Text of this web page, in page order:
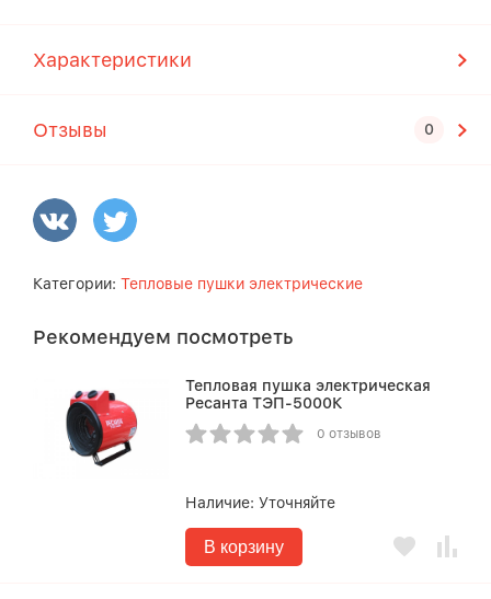
Характеристики
Отзывы
Категории: Тепловые пушки электрические
Рекомендуем посмотреть
Тепловая пушка электрическая
Ресанта ТЭП-5000К
0 отзывов
Наличие:Уточняйте
В корзину